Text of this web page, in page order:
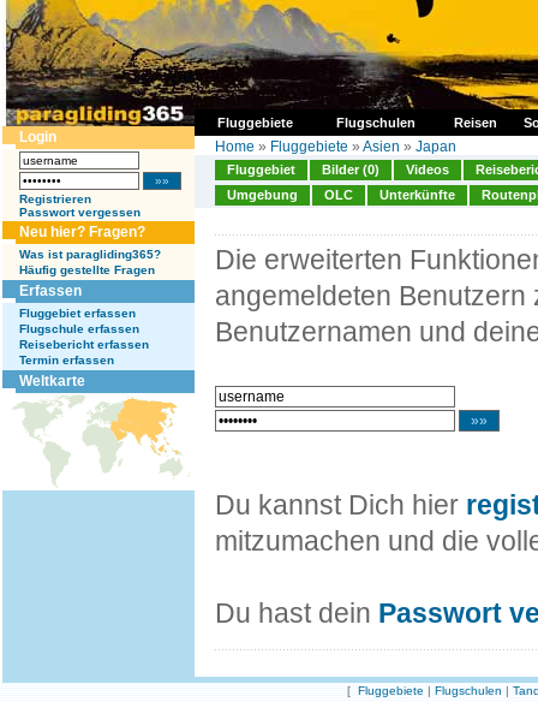
Fluggebiete Flugschulen Reisen
Login
Registrieren
Passwort vergessen
Neu hier? Fragen?
Was ist paragliding365?
Häufig gestellte Fragen
Erfassen
Fluggebiet erfassen
Flugschule erfassen
Reisebericht erfassen
Termin erfassen
Weltkarte
Home » Fluggebiete » Asien » Japan
Fluggebiet Bilder (0) Videos
Umgebung
OLC Unterkünfte
Die erweiterten
angemeldeten Benutzern
Benutzernamen und
Du kannst Dich hier
mitzumachen und die
Du hast dein Passwort
[ Fluggebiete | Flugschulen |